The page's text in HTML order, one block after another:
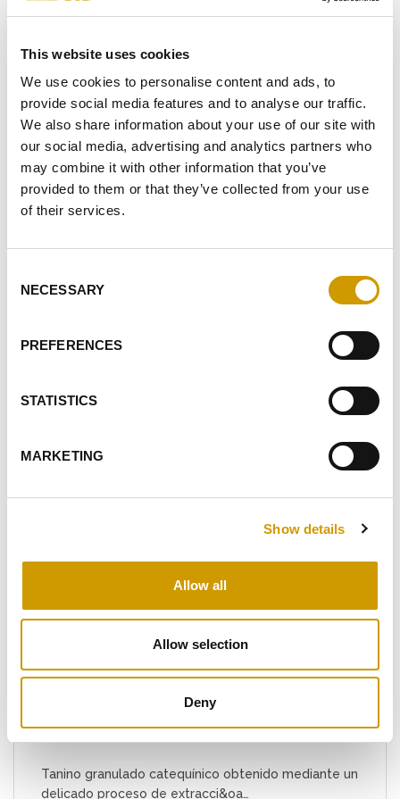
This website uses cookies
We use cookies to personalise content and ads, to
provide social media features and to analyse our traffic.
We also share information about your use of our site with
our social media, advertising and analytics partners who
may combine it with other information that you’ve
provided to them or that they’ve collected from your use
of their services.
Selection
NECESSARY
PREFERENCES
STATISTICS
MARKETING
Show details
Allow all
Allow selection
Deny
COMO CONSECUENCIA DE LA INFORMACIÓN RECIBIDA, DOY
MI CONSENTIMIENTO AL TRATAMIENTO DE MIS DATOS
DOY MI CONSENTIMIENTO PARA RECIBIR SU NEWSLETTER
(INFORMACIÓN
PRODUCTOS
TI PREMIUM®SG
Tanino granulado catequínico obtenido mediante un
delicado proceso de extracci&oa…